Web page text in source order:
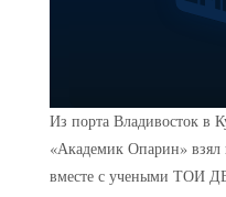
Из порта Владивосток в
«Академик Опарин» взял
вместе с учеными ТОИ